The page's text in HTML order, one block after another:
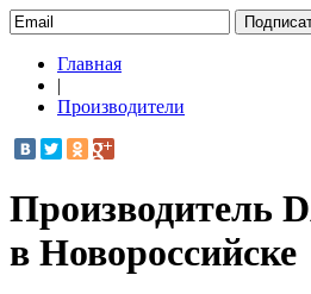
Главная
|
Производители
Производитель
в Новороссийске